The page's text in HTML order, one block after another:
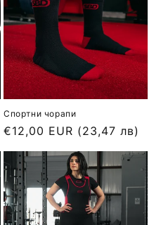
Спортни чорапи
Обичайна
цена
€12,00 EUR (23,47 лв)